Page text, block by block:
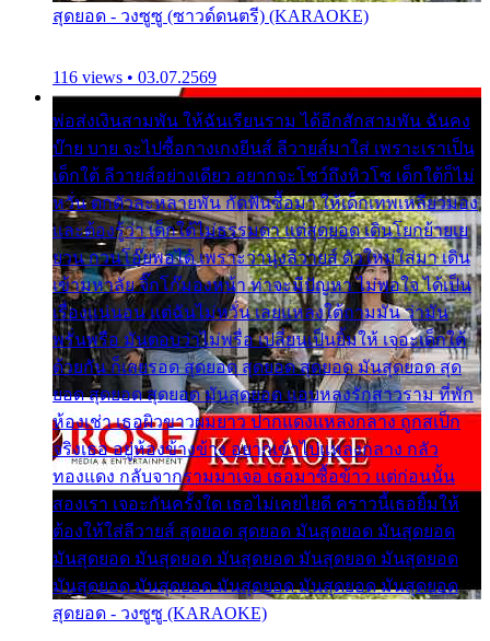
สุดยอด - วงซูซู (ซาวด์ดนตรี) (KARAOKE)
116 views • 03.07.2569
พ่อส่งเงินสามพัน ให้ฉันเรียนราม ได้อีกสักสามพัน ฉันคง
บ๊าย บาย จะไปซื้อกางเกงยีนส์ ลีวายส์มาใส่ เพราะเราเป็น
เด็กใต้ ลีวายส์อย่างเดียว อยากจะโชว์ถึงหิวโซ เด็กใต้ก็ไม่
หวั่น ตกตัวละหลายพัน กัดฟันซื้อมา ให้เด็กเทพเหลียวมอง
และต้องรู้ว่า เด็กใต้ไม่ธรรมดา แต่สุดยอด เดินโยกย้ายเย
ยวน กวนโอ๊ยพอได้ เพราะว่านุ่งลีวายส์ ตัวใหม่ใส่มา เดิน
เข้ามหาลัย จิ๊กโก๊มองหน้า ท่าจะมีปัญหา ไม่พอใจ ได้เป็น
เรื่องแน่นอน แต่ฉันไม่หวั่น เลยแหลงใต้ถามมัน ว่ามัน
พรั่นพรือ มันตอบว่าไม่พรื่อ เปลี่ยนเป็นยิ้มให้ เจอะเด็กใต้
ด้วยกัน ก็เลยรอด สุดยอด สุดยอด สุดยอด มันสุดยอด สุด
ยอด สุดยอด สุดยอด มันสุดยอด แอบหลงรักสาวราม ที่พัก
ห้องเช่า เธอผิวขาวผมยาว ปากแดงแหลงกลาง ถูกสเป็ก
จริงเธอ อยู่ห้องข้างข้าง อยากเข้าไปแหลงกลาง กลัว
ทองแดง กลับจากรามมาเจอ เธอมาซื้อข้าว แต่ก่อนนั้น
สองเรา เจอะกันครั้งใด เธอไม่เคยไยดี คราวนี้เธอยิ้มให้
ต้องให้ใส่ลีวายส์ สุดยอด สุดยอด มันสุดยอด มันสุดยอด
มันสุดยอด มันสุดยอด มันสุดยอด มันสุดยอด มันสุดยอด
มันสุดยอด มันสุดยอด มันสุดยอด มันสุดยอด มันสุดยอด
สุดยอด - วงซูซู (KARAOKE)